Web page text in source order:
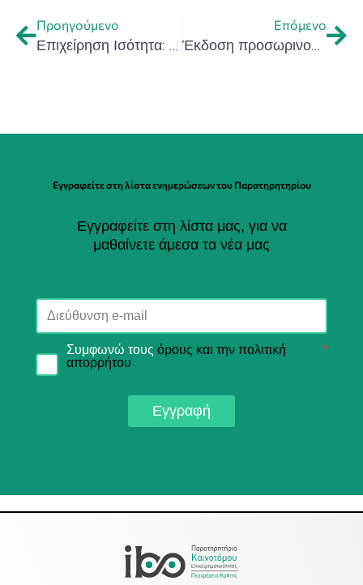
Προηγούμενο
Επιχείρηση Ισότητα: Έρευνα του ΣΕΒ για τη θέση των γυναικών στις ελληνικές επιχειρήσεις
Επόμενο
Έκδοση προσωρινού πίνακα κατάταξης επενδυτικών σχεδίων που υποβλήθηκαν προς υπαγωγή στο καθεστώς ενίσχυσης “Μεταποίηση-Εφοδιαστική Αλυσίδα” στην Περιφέρεια Κρήτης
Εγγραφείτε στη λίστα ενημερώσεων του Παρατηρητηρίου
Εγγραφείτε στη λίστα μας, για να
μαθαίνετε άμεσα τα νέα μας
Συμφωνώ τους όρους και την πολιτική
απορρήτου
*
Εγγραφή